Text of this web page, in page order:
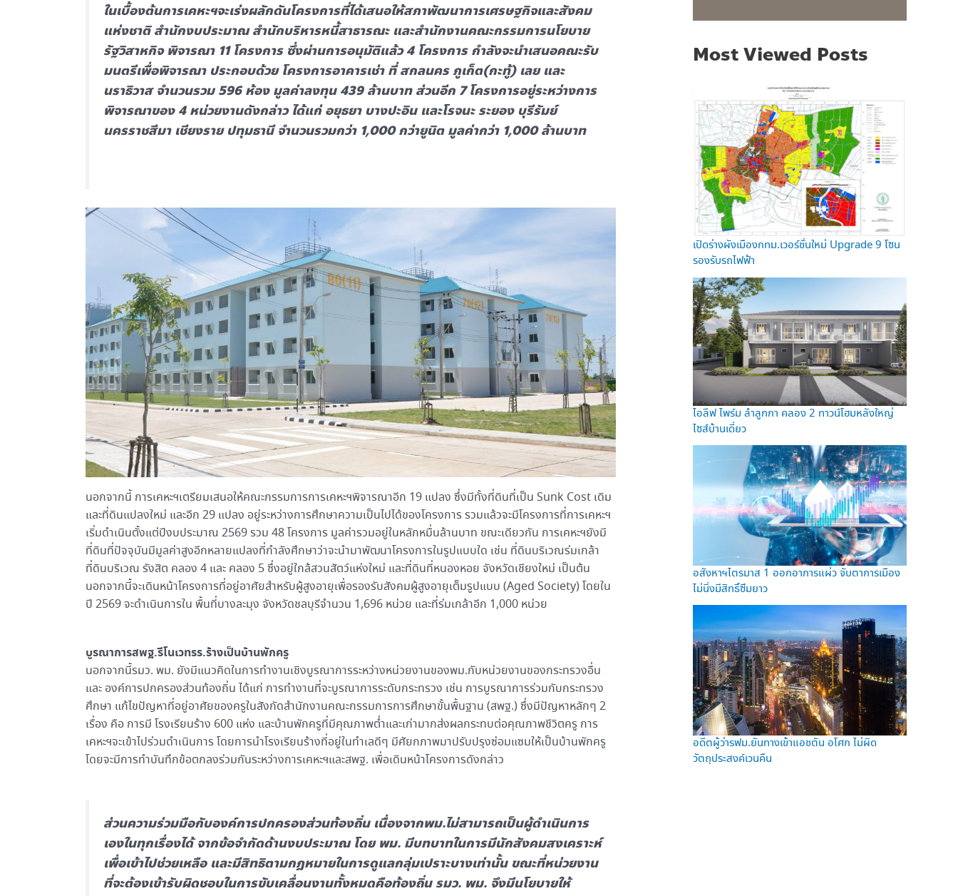
ในเบื้องต้นการเคหะฯจะเร่งผลักดันโครงการที่ได้เสนอให้สภาพัฒนาการเศรษฐกิจและสังคม
แห่งชาติ สำนักงบประมาณ สำนักบริหารหนี้สาธารณะ และสำนักงานคณะกรรมการนโยบาย
รัฐวิสาหกิจ พิจารณา 11 โครงการ ซึ่งผ่านการอนุมัติแล้ว 4 โครงการ กำลังจะนำเสนอคณะรับ
มนตรีเพื่อพิจารณา ประกอบด้วย โครงการอาคารเช่า ที่ สกลนคร ภูเก็ต(กะทู้) เลย และ
นราธิวาส จำนวนรวม 596 ห้อง มูลค่าลงทุน 439 ล้านบาท ส่วนอีก 7 โครงการอยู่ระหว่างการ
พิจารณาของ 4 หน่วยงานดังกล่าว ได้แก่ อยุธยา บางปะอิน และโรจนะ ระยอง บุรีรัมย์
นครราชสีมา เชียงราย ปทุมธานี จำนวนรวมกว่า 1,000 กว่ายูนิต มูลค่ากว่า 1,000 ล้านบาท
นอกจากนี้ การเคหะฯเตรียมเสนอให้คณะกรรมการการเคหะฯพิจารณาอีก 19 แปลง ซึ่งมีทั้งที่ดินที่เป็น Sunk Cost เดิม
และที่ดินแปลงใหม่ และอีก 29 แปลง อยู่ระหว่างการศึกษาความเป็นไปได้ของโครงการ รวมแล้วจะมีโครงการที่การเคหะฯ
เริ่มดำเนินตั้งแต่ปีงบประมาณ 2569 รวม 48 โครงการ มูลค่ารวมอยู่ในหลักหมื่นล้านบาท ขณะเดียวกัน การเคหะฯยังมี
ที่ดินที่ปัจจุบันมีมูลค่าสูงอีกหลายแปลงที่กำลังศึกษาว่าจะนำมาพัฒนาโครงการในรูปแบบใด เช่น ที่ดินบริเวณร่มเกล้า
ที่ดินบริเวณ รังสิต คลอง 4 และ คลอง 5 ซึ่งอยู่ใกล้สวนสัตว์แห่งใหม่ และที่ดินที่หนองหอย จังหวัดเชียงใหม่ เป็นต้น
นอกจากนี้จะเดินหน้าโครงการที่อยู่อาศัยสำหรับผู้สูงอายุเพื่อรองรับสังคมผู้สูงอายุเต็มรูปแบบ (Aged Society) โดยใน
ปี 2569 จะดำเนินการใน พื้นที่บางละมุง จังหวัดชลบุรีจำนวน 1,696 หน่วย และที่ร่มเกล้าอีก 1,000 หน่วย
บูรณาการสพฐ.รีโนเวทรร.ร้างเป็นบ้านพักครู
นอกจากนี้รมว. พม. ยังมีแนวคิดในการทำงานเชิงบูรณาการระหว่างหน่วยงานของพม.กับหน่วยงานของกระทรวงอื่น
และ องค์การปกครองส่วนท้องถิ่น ได้แก่ การทำงานที่จะบูรณาการระดับกระทรวง เช่น การบูรณาการร่วมกับกระทรวง
ศึกษา แก้ไขปัญหาที่อยู่อาศัยของครูในสังกัดสำนักงานคณะกรรมการการศึกษาขั้นพื้นฐาน (สพฐ.) ซึ่งมีปัญหาหลักๆ 2
เรื่อง คือ การมี โรงเรียนร้าง 600 แห่ง และบ้านพักครูที่มีคุณภาพต่ำและเก่ามากส่งผลกระทบต่อคุณภาพชีวิตครู การ
เคหะฯจะเข้าไปร่วมดำเนินการ โดยการนำโรงเรียนร้างที่อยู่ในทำเลดีๆ มีศัยกภาพมาปรับปรุงซ่อมแซมให้เป็นบ้านพักครู
โดยจะมีการทำบันทึกข้อตกลงร่วมกันระหว่างการเคหะฯและสพฐ. เพื่อเดินหน้าโครงการดังกล่าว
ส่วนความร่วมมือกับองค์การปกครองส่วนท้องถิ่น เนื่องจากพม.ไม่สามารถเป็นผู้ดำเนินการ
เองในทุกเรื่องได้ จากข้อจำกัดด้านงบประมาณ โดย พม. มีบทบาทในการมีนักสังคมสงเคราะห์
เพื่อเข้าไปช่วยเหลือ และมีสิทธิตามกฎหมายในการดูแลกลุ่มเปราะบางเท่านั้น ขณะที่หน่วยงาน
ที่จะต้องเข้ารับผิดชอบในการขับเคลื่อนงานทั้งหมดคือท้องถิ่น รมว. พม. จึงมีนโยบายให้
Most Viewed Posts
เปิดร่างผังเมืองกทม.เวอร์ชั่นใหม่ Upgrade 9 โซน
รองรับรถไฟฟ้า
ไอลีฟ ไพร์ม ลำลูกกา คลอง 2 ทาวน์โฮมหลังใหญ่
ไซส์บ้านเดี่ยว
อสังหาฯไตรมาส 1 ออกอาการแผ่ว จับตาการเมือง
ไม่นิ่งมีสิทธิ์ซึมยาว
อดีตผู้ว่ารฟม.ยันทางเข้าแอชตัน อโศก ไม่ผิด
วัตถุประสงค์เวนคืน